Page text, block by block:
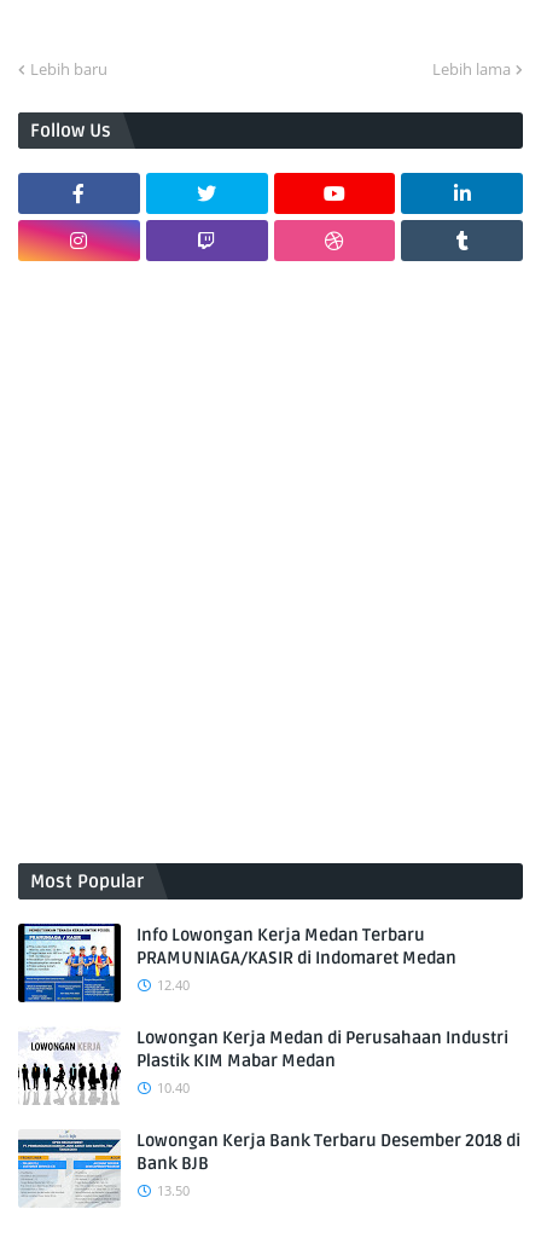
Lebih baru Lebih lama
Follow Us
Most Popular
Info Lowongan Kerja Medan Terbaru
PRAMUNIAGA/KASIR di Indomaret Medan
12.40
Lowongan Kerja Medan di Perusahaan Industri
Plastik KIM Mabar Medan
10.40
Lowongan Kerja Bank Terbaru Desember 2018 di
Bank BJB
13.50